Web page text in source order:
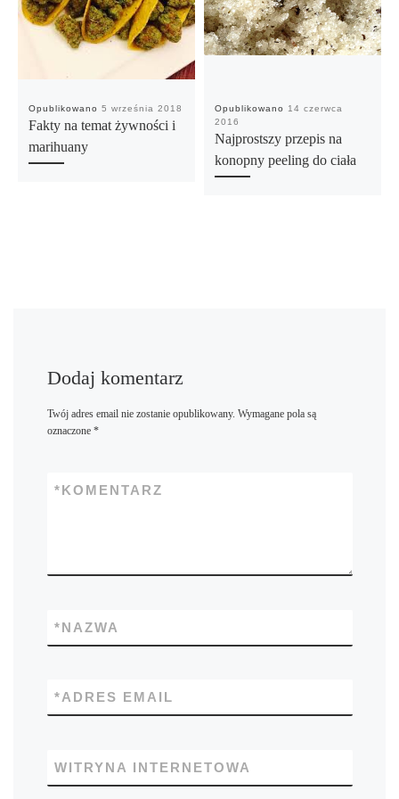
Opublikowano 5 września 2018
Fakty na temat żywności i
marihuany
Opublikowano
14 czerwca
2016
Najprostszy przepis na
konopny peeling do ciała
Dodaj komentarz
Twój adres email nie zostanie opublikowany. Wymagane pola są
oznaczone *
KOMENTARZ
*
NAZWA
*
ADRES EMAIL
*
WITRYNA INTERNETOWA